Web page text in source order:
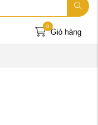
Giỏ hàng
0